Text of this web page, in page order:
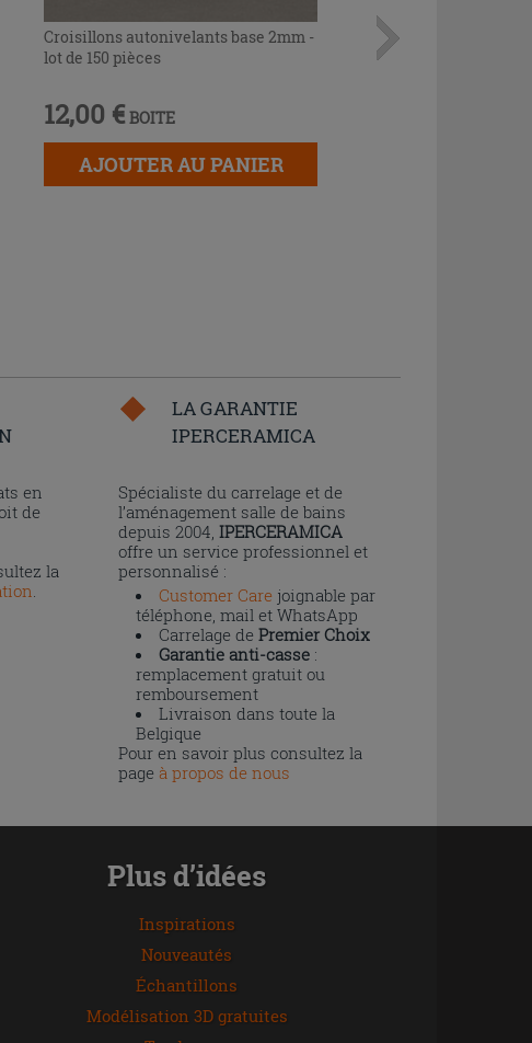
Croisillons autonivelants base 2mm -
lot de 150 pièces
12,00 € BOITE
AJOUTER AU PANIER
en
de
la
.
LA GARANTIE
IPERCERAMICA
Spécialiste du carrelage et de
l’aménagement salle de bains
depuis 2004, IPERCERAMICA
offre un service professionnel et
personnalisé :
Customer Carejoignable par
téléphone, mail et WhatsApp
Carrelage de Premier Choix
Garantie anti-casse:
remplacement gratuit ou
remboursement
Livraison dans toute la
Belgique
Pour en savoir plus consultez la
page à propos de nous
Plus d’idées
Inspirations
Nouveautés
Échantillons
Modélisation 3D gratuites